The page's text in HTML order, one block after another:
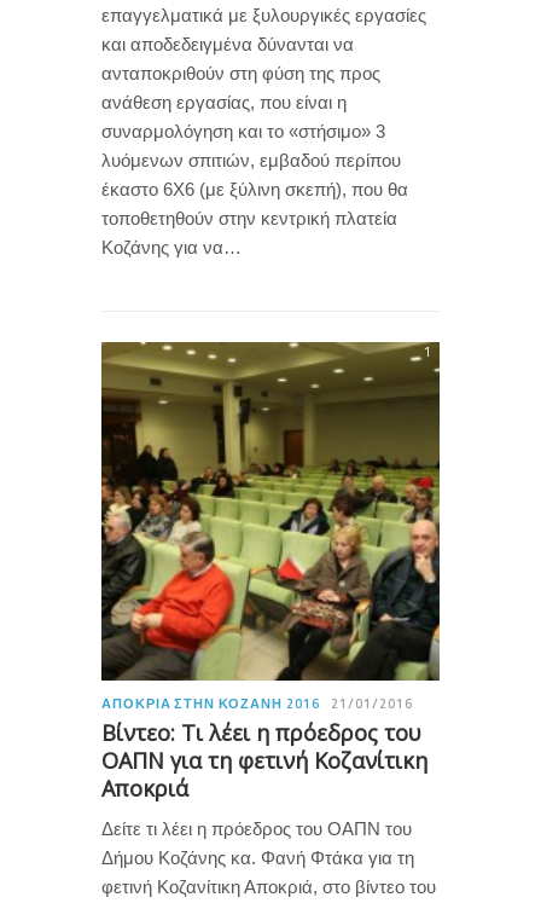
επαγγελματικά με ξυλουργικές εργασίες
και αποδεδειγμένα δύνανται να
ανταποκριθούν στη φύση της προς
ανάθεση εργασίας, που είναι η
συναρμολόγηση και το «στήσιμο» 3
λυόμενων σπιτιών, εμβαδού περίπου
έκαστο 6Χ6 (με ξύλινη σκεπή), που θα
τοποθετηθούν στην κεντρική πλατεία
Κοζάνης για να…
ΑΠΟΚΡΙΆ ΣΤΗΝ ΚΟΖΆΝΗ 2016 21/01/2016
Βίντεο: Τι λέει η πρόεδρος του
ΟΑΠΝ για τη φετινή Κοζανίτικη
Αποκριά
1
Δείτε τι λέει η πρόεδρος του ΟΑΠΝ του
Δήμου Κοζάνης κα. Φανή Φτάκα για τη
φετινή Κοζανίτικη Αποκριά, στο βίντεο του